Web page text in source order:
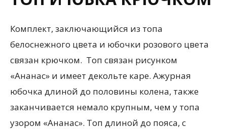
Комплект, заключающийся из топа
белоснежного цвета и юбочки розового цвета
связан крючком. Топ связан рисунком
«Ананас» и имеет декольте каре. Ажурная
юбочка длиной до половины колена, также
заканчивается немало крупным, чем у топа
узором «Ананас». Топ длиной до пояса, с